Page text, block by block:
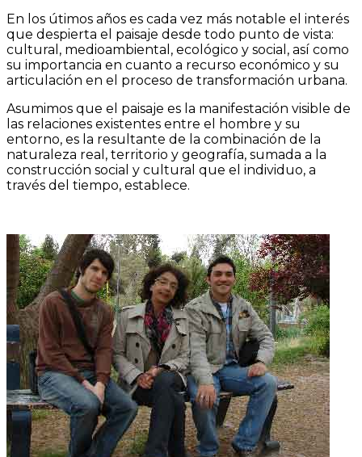
En los útimos años es cada vez más notable el interés
que despierta el paisaje desde todo punto de vista:
cultural, medioambiental, ecológico y social, así como
su importancia en cuanto a recurso económico y su
articulación en el proceso de transformación urbana.
Asumimos que el paisaje es la manifestación visible de
las relaciones existentes entre el hombre y su
entorno, es la resultante de la combinación de la
naturaleza real, territorio y geografía, sumada a la
construcción social y cultural que el individuo, a
través del tiempo, establece.